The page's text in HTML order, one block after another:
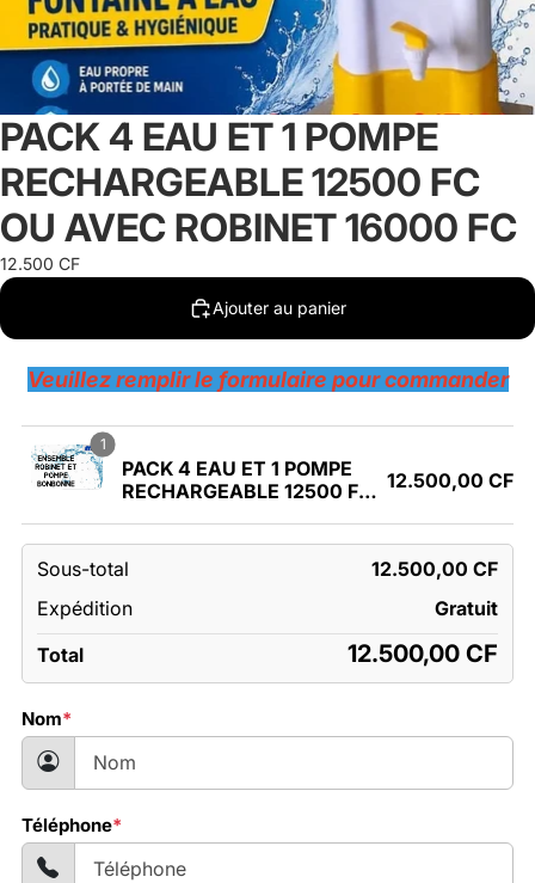
PACK 4 EAU ET 1 POMPE
RECHARGEABLE 12500 FC
OU AVEC ROBINET 16000 FC
12.500 CF
Ajouter au panier
Veuillez remplir le formulaire pour commander
1
PACK 4 EAU ET 1 POMPE
RECHARGEABLE 12500 FC 12.500,00 CF
Sous-total
12.500,00 CF
Expédition
Gratuit
Total
12.500,00 CF
Nom*
Téléphone*